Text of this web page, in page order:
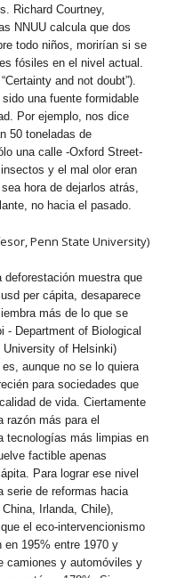
Richard Courtney,
NNUU calcula que dos
todo niños, morirían si se
fósiles en el nivel actual.
and not doubt”).
una fuente formidable
Por ejemplo, nos dice
50 toneladas de
una calle -Oxford Street-
y el mal olor eran
hora de dejarlos atrás,
no hacia el pasado.
Penn State University)
deforestación muestra que
per cápita, desaparece
más de lo que se
- Department of Biological
of Helsinki)
aunque no se lo quiera
para sociedades que
de vida. Ciertamente
razón más para el
tecnologías más limpias en
factible apenas
Para lograr ese nivel
serie de reformas hacia
Irlanda, Chile),
el eco-intervencionismo
en 195% entre 1970 y
camiones y automóviles y